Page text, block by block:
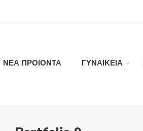
ΝΕΑ ΠΡΟΙΟΝΤΑ ΓΥΝΑΙΚΕΙΑ